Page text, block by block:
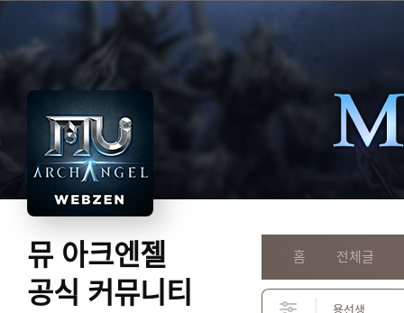
뮤 아크엔젤
공식 커뮤니티
홈 전체글